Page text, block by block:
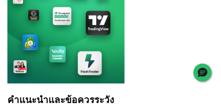
คำแนะนำและข้อควรระวัง